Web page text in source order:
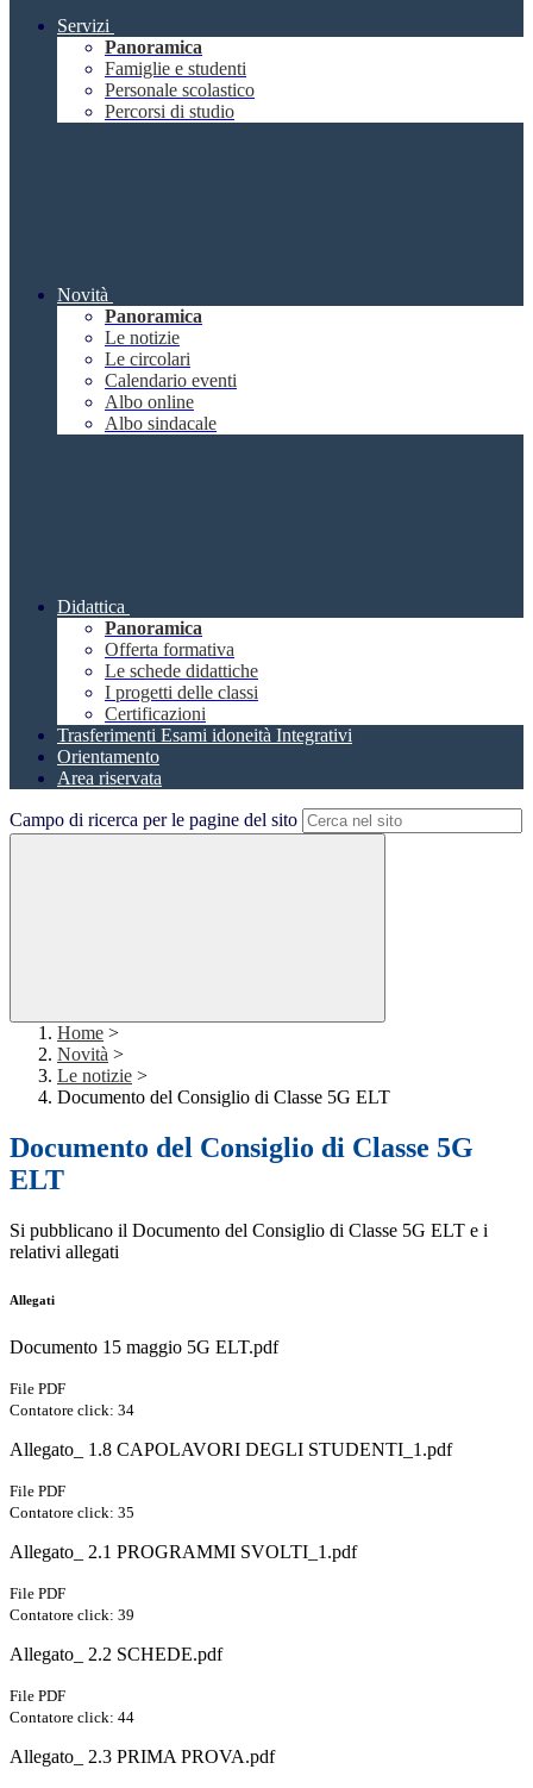
Servizi
Panoramica
Famiglie e studenti
Personale scolastico
Percorsi di studio
Novità
Panoramica
Le notizie
Le circolari
Calendario eventi
Albo online
Albo sindacale
Didattica
Panoramica
Offerta formativa
Le schede didattiche
I progetti delle classi
Certificazioni
Trasferimenti Esami idoneità Integrativi
Orientamento
Area riservata
Campo di ricerca per le pagine del sito
Home >
Novità >
Le notizie >
Documento del Consiglio di Classe 5G ELT
Documento del Consiglio di Classe 5G
ELT
Si pubblicano il Documento del Consiglio di Classe 5G ELT e i
relativi allegati
Allegati
Documento 15 maggio 5G ELT.pdf
File PDF
Contatore click: 34
Allegato_ 1.8 CAPOLAVORI DEGLI STUDENTI_1.pdf
File PDF
Contatore click: 35
Allegato_ 2.1 PROGRAMMI SVOLTI_1.pdf
File PDF
Contatore click: 39
Allegato_ 2.2 SCHEDE.pdf
File PDF
Contatore click: 44
Allegato_ 2.3 PRIMA PROVA.pdf